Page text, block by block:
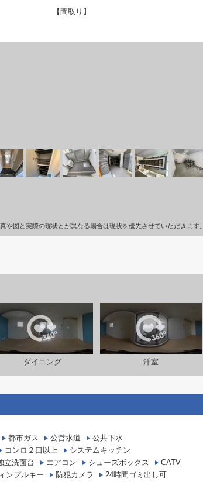
【間取り】
や図と実際の現状とが異なる場合は現状を優先させていただきます。
ダイニング 洋室
都市ガス 公営水道
公共下水
コンロ２口以上
システムキッチン
立洗面台 エアコン シューズボックス
CATV
ンプルキー 防犯カメラ 24時間ゴミ出し可